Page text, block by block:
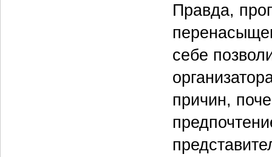
Правда,
себе
причин,